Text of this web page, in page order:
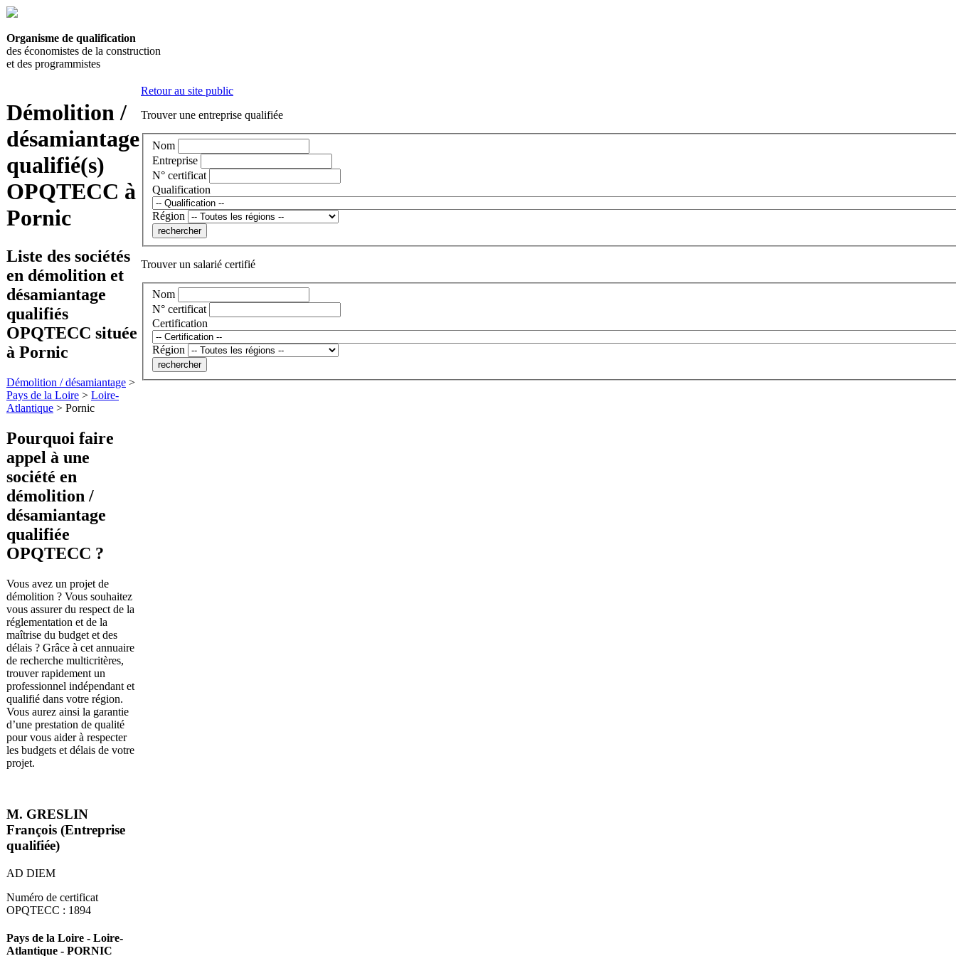
Organisme de qualification
des économistes de la construction
et des programmistes
Démolition /
désamiantage
qualifié(s)
OPQTECC à
Pornic
Liste des sociétés
en démolition et
désamiantage
qualifiés
OPQTECC située
à Pornic
Démolition / désamiantage >
Pays de la Loire > Loire-
Atlantique > Pornic
Pourquoi faire
appel à une
société en
démolition /
désamiantage
qualifiée
OPQTECC ?
Vous avez un projet de
démolition ? Vous souhaitez
vous assurer du respect de la
réglementation et de la
maîtrise du budget et des
délais ? Grâce à cet annuaire
de recherche multicritères,
trouver rapidement un
professionnel indépendant et
qualifié dans votre région.
Vous aurez ainsi la garantie
d’une prestation de qualité
pour vous aider à respecter
les budgets et délais de votre
projet.
M. GRESLIN
François (Entreprise
qualifiée)
AD DIEM
Numéro de certificat
OPQTECC : 1894
Pays de la Loire - Loire-
Atlantique - PORNIC
Retour au site public
Trouver une entreprise qualifiée
Nom
Entreprise
N° certificat
Qualification
Région
Trouver un salarié certifié
Nom
N° certificat
Certification
Région